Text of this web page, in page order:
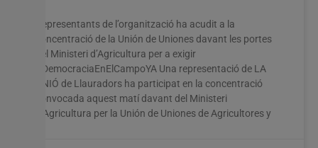
Representants de l’organització ha acudit a la
concentració de la Unión de Uniones davant les portes
del Ministeri d’Agricultura per a exigir
#DemocraciaEnElCampoYA Una representació de LA
UNIÓ de Llauradors ha participat en la concentració
convocada aquest matí davant del Ministeri
d’Agricultura per la Unión de Uniones de Agricultores y